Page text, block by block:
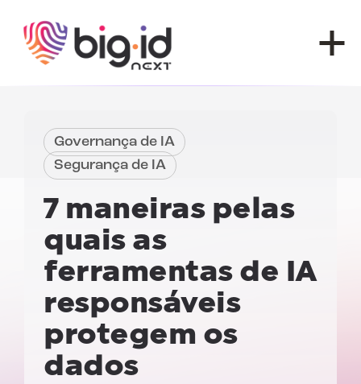
Governança de IA
Segurança de IA
7 maneiras pelas
quais as
ferramentas de IA
responsáveis
protegem os
dados